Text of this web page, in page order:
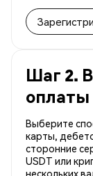
Шаг 2.
оплаты
Выберите
карты,
сторонние
USDT или
нескольких